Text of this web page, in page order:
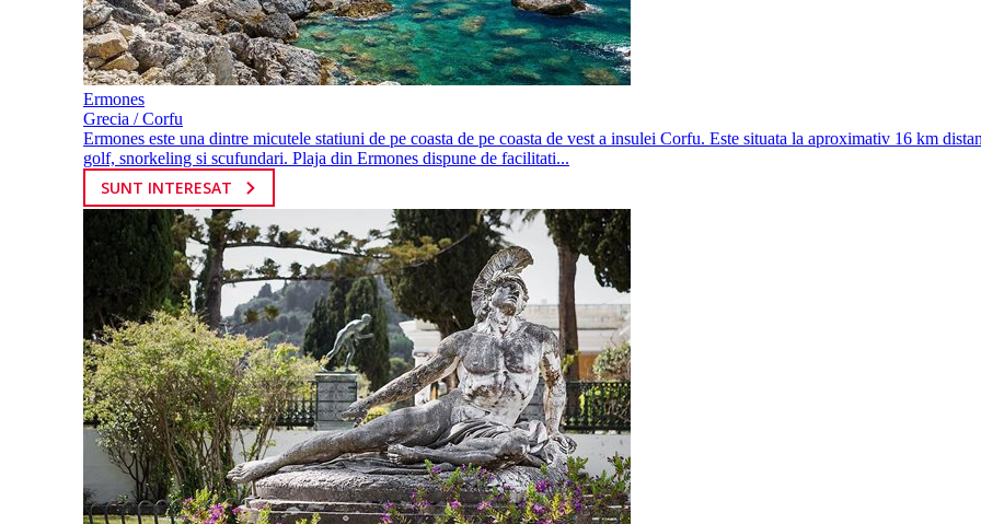
Ermones
Grecia / Corfu
Ermones este una dintre micutele statiuni de pe coasta de pe coasta de vest a insulei Corfu. Este situata la aproximativ 16 km
golf, snorkeling si scufundari. Plaja din Ermones dispune de facilitati...
SUNT INTERESAT